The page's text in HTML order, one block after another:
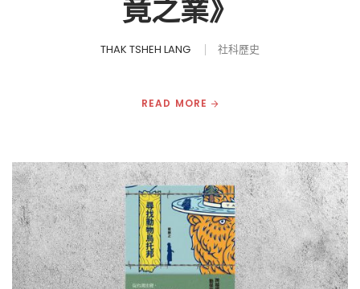
竟之業》
THAK TSHEH LANG 社科歷史
READ MORE